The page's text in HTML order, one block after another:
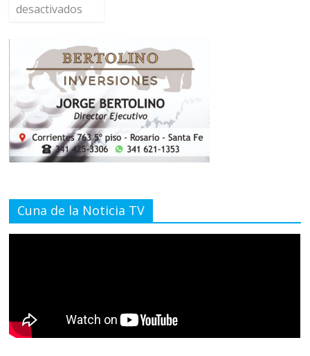
desactivados
Cuna de la Noticia TV